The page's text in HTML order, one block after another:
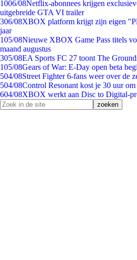
1006/08Netflix-abonnees krijgen
uitgebreide GTA VI trailer
306/08XBOX platform krijgt zijn eigen
jaar
105/08Nieuwe XBOX Game Pass titels
maand augustus
305/08EA Sports FC 27 toont The
105/08Gears of War: E-Day open beta
504/08Street Fighter 6-fans weer over de
504/08Control Resonant kost je 30 uur om
604/08XBOX werkt aan Disc to Digital-